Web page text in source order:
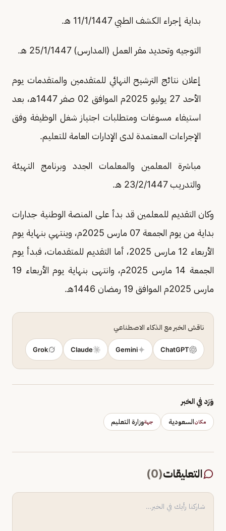
بداية إجراء الكشف الطبي 11/1/1447 هـ.
التوجيه وتحديد مقر العمل (المدارس) 25/1/1447 هـ.
إعلان نتائج الترشيح النهائي للمتقدمين والمتقدمات يوم
الأحد 27 يوليو 2025م الموافق 02 صفر 1447هـ، بعد
استيفاء مسوغات ومتطلبات اجتياز شغل الوظيفة وفق
الإجراءات المعتمدة لدى الإدارات العامة للتعليم.
مباشرة المعلمين والمعلمات الجدد وبرنامج التهيئة
والتدريب 23/2/1447 هـ.
وكان التقديم للمعلمين قد بدأ على المنصة الوطنية جدارات
بداية من يوم الجمعة 07 مارس 2025م، وينتهي بنهاية يوم
الأربعاء 12 مـارس 2025، أما التقديم للمتقدمات، فبدأ يوم
الجمعة 14 مارس 2025م، وانتهى بنهاية يوم الأربعاء 19
مارس 2025م الموافق 19 رمضان 1446هـ.
ناقش الخبر مع الذكاء الاصطناعي
ChatGPT
Gemini
Claude
Grok
وَرَد في الخبر
مكانالسعودية جهةوزارة التعليم
التعليقات(
0
)